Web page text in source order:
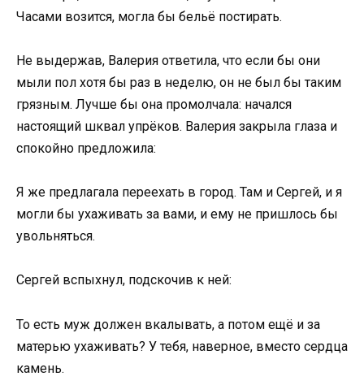
Часами возится, могла бы бельё постирать.
Не выдержав, Валерия ответила, что если бы они
мыли пол хотя бы раз в неделю, он не был бы таким
грязным. Лучше бы она промолчала: начался
настоящий шквал упрёков. Валерия закрыла глаза и
спокойно предложила:
Я же предлагала переехать в город. Там и Сергей, и я
могли бы ухаживать за вами, и ему не пришлось бы
увольняться.
Сергей вспыхнул, подскочив к ней:
То есть муж должен вкалывать, а потом ещё и за
матерью ухаживать? У тебя, наверное, вместо сердца
камень.